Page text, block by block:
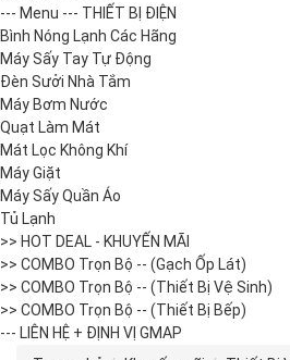
--- Menu --- THIẾT BỊ ĐIỆN
Bình Nóng Lạnh Các Hãng
Máy Sấy Tay Tự Động
Đèn Sưởi Nhà Tắm
Máy Bơm Nước
Quạt Làm Mát
Mát Lọc Không Khí
Máy Giặt
Máy Sấy Quần Áo
Tủ Lạnh
>> HOT DEAL - KHUYẾN MÃI
>> COMBO Trọn Bộ -- (Gạch Ốp Lát)
>> COMBO Trọn Bộ -- (Thiết Bị Vệ Sinh)
>> COMBO Trọn Bộ -- (Thiết Bị Bếp)
--- LIÊN HỆ + ĐỊNH VỊ GMAP